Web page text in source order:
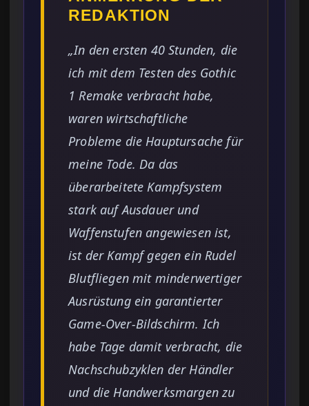
REDAKTION
„In den ersten 40 Stunden, die
ich mit dem Testen des Gothic
1 Remake verbracht habe,
waren wirtschaftliche
Probleme die Hauptursache für
meine Tode. Da das
überarbeitete Kampfsystem
stark auf Ausdauer und
Waffenstufen angewiesen ist,
ist der Kampf gegen ein Rudel
Blutfliegen mit minderwertiger
Ausrüstung ein garantierter
Game-Over-Bildschirm. Ich
habe Tage damit verbracht, die
Nachschubzyklen der Händler
und die Handwerksmargen zu